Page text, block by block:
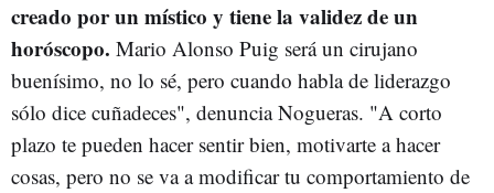
creado por un místico y tiene la validez de un
horóscopo. Mario Alonso Puig será un cirujano
buenísimo, no lo sé, pero cuando habla de liderazgo
sólo dice cuñadeces", denuncia Nogueras. "A corto
plazo te pueden hacer sentir bien, motivarte a hacer
cosas, pero no se va a modificar tu comportamiento de